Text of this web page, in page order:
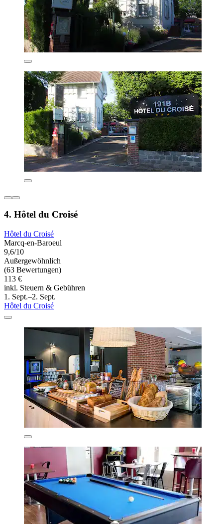
4. Hôtel du Croisé
Hôtel du Croisé
Marcq-en-Baroeul
9,6/10
Außergewöhnlich
(63 Bewertungen)
113 €
inkl. Steuern & Gebühren
1. Sept.–2. Sept.
Hôtel du Croisé